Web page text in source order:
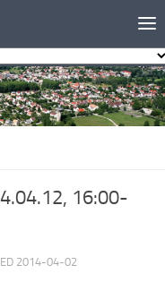
16:00-
2014-04-02